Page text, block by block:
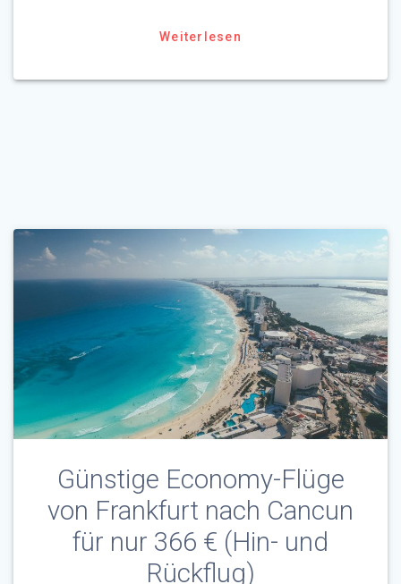
Weiterlesen
Günstige Economy-Flüge
von Frankfurt nach Cancun
für nur 366 € (Hin- und
Rückflug)